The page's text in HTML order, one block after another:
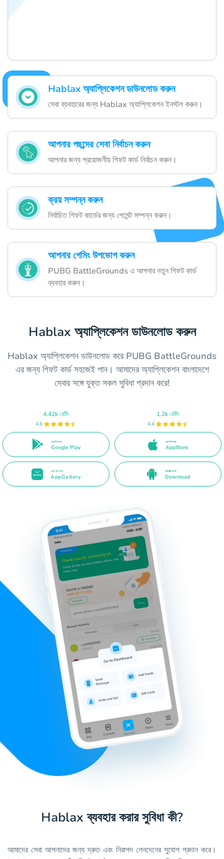
Hablax অ্যাপ্লিকেশন ডাউনলোড করুন
সেবা ব্যবহারের জন্য Hablax অ্যাপ্লিকেশন ইনস্টল করুন।
আপনার পছন্দের সেবা নির্বাচন করুন
আপনার জন্য প্রয়োজনীয় গিফট কার্ড নির্বাচন করুন।
ক্রয় সম্পন্ন করুন
নির্বাচিত গিফট কার্ডের জন্য পেমেন্ট সম্পন্ন করুন।
আপনার গেমিং উপভোগ করুন
PUBG BattleGrounds এ আপনার নতুন গিফট কার্ড
ব্যবহার করুন।
Hablax অ্যাপ্লিকেশন ডাউনলোড করুন
Hablax অ্যাপ্লিকেশন ডাউনলোড করে PUBG BattleGrounds
এর জন্য গিফট কার্ড সহজেই পান। আমাদের অ্যাপ্লিকেশন বাংলাদেশে
সেবার সঙ্গে যুক্ত সকল সুবিধা প্রদান করে!
4.42k রেটিং
4.8
এতে উপলব্ধ
Google Play
1.2k রেটিং
4.4
এতে উপলব্ধ
AppStore
এতে উপলব্ধ
AppGallery
ডাইরেক্ট APK
Download
Hablax ব্যবহার করার সুবিধা কী?
আমাদের সেবা আপনাদের জন্য দ্রুত এবং নিরাপদ লেনদেনের সুযোগ প্রদান করে।